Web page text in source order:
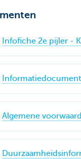
Infofiche 2e pijler -
Algemene